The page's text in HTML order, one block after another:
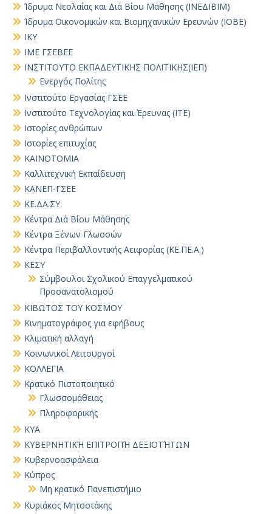
Ίδρυμα Νεολαίας και Διά Βίου Μάθησης (ΙΝΕΔΙΒΙΜ)
Ίδρυμα Οικονομικών και Βιομηχανικών Ερευνών (ΙΟΒΕ)
ΙΚΥ
ΙΜΕ ΓΣΕΒΕΕ
ΙΝΣΤΙΤΟΥΤΟ ΕΚΠΑΔΕΥΤΙΚΗΣ ΠΟΛΙΤΙΚΗΣ(ΙΕΠ)
Ενεργός Πολίτης
Ινστιτούτο Εργασίας ΓΣΕΕ
Ινστιτούτο Τεχνολογίας και Έρευνας (ΙΤΕ)
Ιστορίες ανθρώπων
Ιστορίες επιτυχίας
ΚΑΙΝΟΤΟΜΙΑ
Καλλιτεχνική Εκπαίδευση
ΚΑΝΕΠ-ΓΣΕΕ
ΚΕ.ΔΑ.ΣΥ.
Κέντρα Διά Βίου Μάθησης
Κέντρα Ξένων Γλωσσών
Κέντρα Περιβαλλοντικής Αειφορίας (ΚΕ.ΠΕ.Α.)
ΚΕΣΥ
Σύμβουλοι Σχολικού Επαγγελματικού
Προσανατολισμού
ΚΙΒΩΤΟΣ ΤΟΥ ΚΟΣΜΟΥ
Κινηματογράφος για εφήβους
Κλιματική αλλαγή
Κοινωνικοί Λειτουργοί
ΚΟΛΛΕΓΙΑ
Κρατικό Πιστοποιητικό
Γλωσσομάθειας
Πληροφορικής
ΚΥΑ
ΚΥΒΕΡΝΗΤΙΚΉ ΕΠΙΤΡΟΠΉ ΔΕΞΙΟΤΉΤΩΝ
Κυβερνοασφάλεια
Κύπρος
Μη κρατικό Πανεπιστήμιο
Κυριάκος Μητσοτάκης